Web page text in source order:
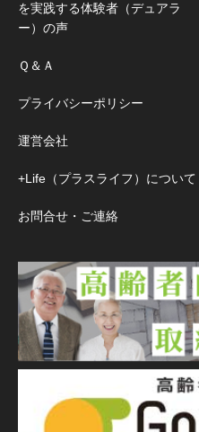
を実践する体験者（デュアラ
ー）の声
Ｑ＆Ａ
プライバシーポリシー
運営会社
+Life（プラスライフ）について
お問合せ・ご連絡